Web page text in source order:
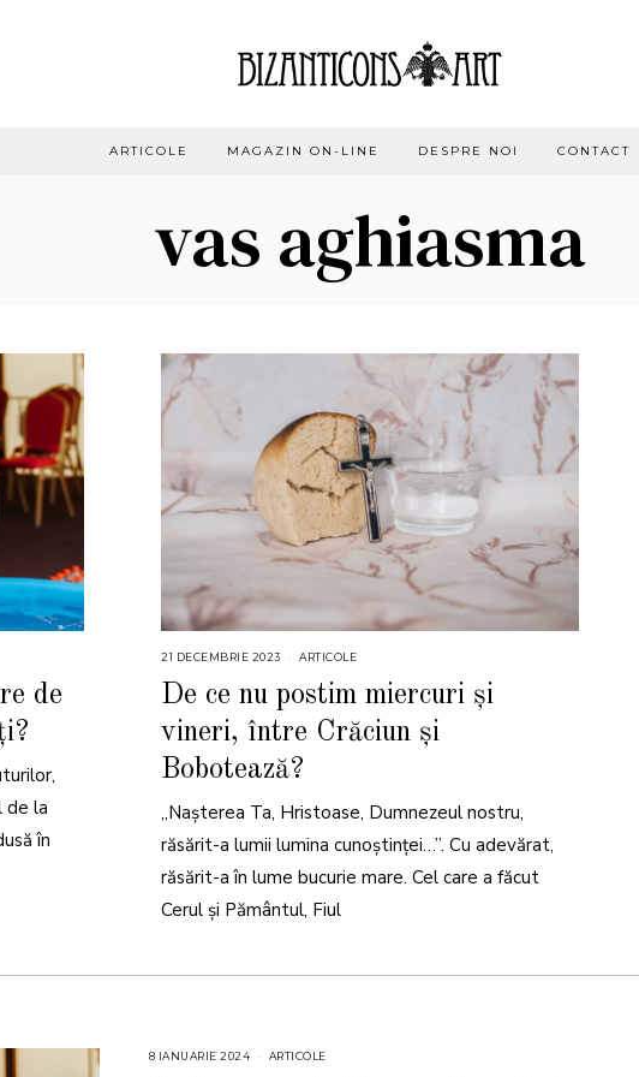
ARTICOLE MAGAZIN ON-LINE DESPRE NOI CONTACT
vas aghiasma
de
de la
în
21 DECEMBRIE 2023
E
C
E
M
B
R
2
2
ARTICOLE
De ce nu postim miercuri și
vineri, între Crăciun și
Bobotează?
„Naşterea Ta, Hristoase, Dumnezeul nostru,
răsărit-a lumii lumina cunoştinţei…”. Cu adevărat,
răsărit-a în lume bucurie mare. Cel care a făcut
Cerul și Pământul, Fiul
8 IANUARIE 2024 ARTICOLE